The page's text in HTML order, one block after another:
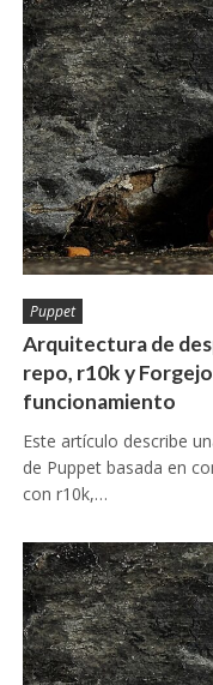
Puppet
Arquitectura de
repo, r10k y
funcionamiento
Este artículo describe
de Puppet basada en
con r10k,…